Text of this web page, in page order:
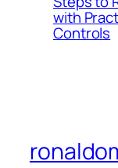
with
Controls